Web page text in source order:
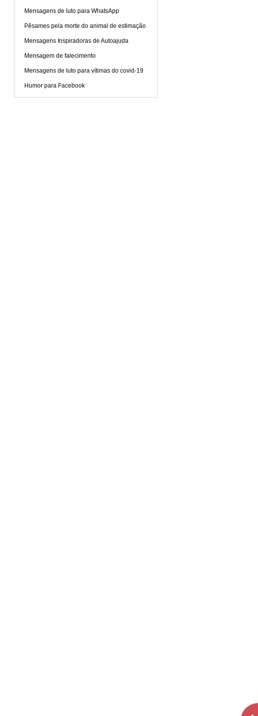
Mensagens de luto para WhatsApp
Pêsames pela morte do animal de estimação
Mensagens Inspiradoras de Autoajuda
Mensagem de falecimento
Mensagens de luto para vítimas do covid-19
Humor para Facebook